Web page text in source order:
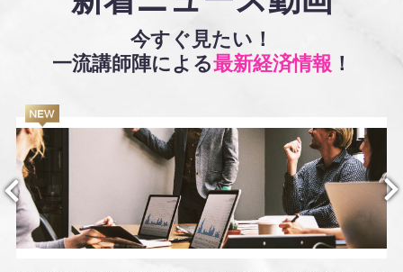
今すぐ見たい！
一流講師陣による最新経済情報 ！